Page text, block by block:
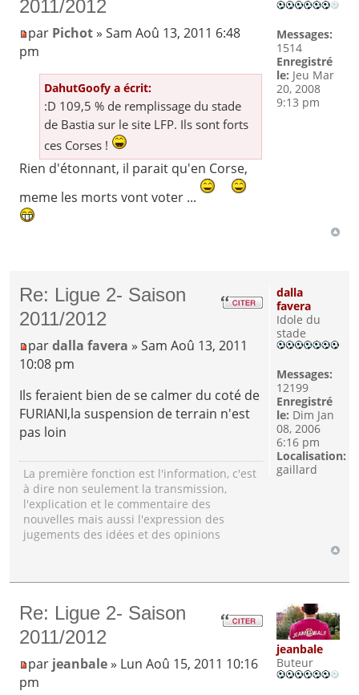
2011/2012
par Pichot» Sam Aoû 13, 2011 6:48
pm
DahutGoofy a écrit:
:D 109,5 % de remplissage du stade
de Bastia sur le site LFP. Ils sont forts
ces Corses !
Rien d'étonnant, il parait qu'en Corse,
meme les morts vont voter ...
Messages:
1514
Enregistré
le: Jeu Mar
20, 2008
9:13 pm
Re: Ligue 2- Saison
2011/2012
pardalla favera » Sam Aoû 13, 2011
10:08 pm
Ils feraient bien de se calmer du coté de
FURIANI,la suspension de terrain n'est
pas loin
La première fonction est l'information, c'est
à dire non seulement la transmission,
l'explication et le commentaire des
nouvelles mais aussi l'expression des
jugements des idées et des opinions
dalla
favera
Idole du
stade
Messages:
12199
Enregistré
le: Dim Jan
08, 2006
6:16 pm
Localisation:
gaillard
Re: Ligue 2- Saison
2011/2012
par jeanbale» Lun Aoû 15, 2011 10:16
pm
jeanbale
Buteur